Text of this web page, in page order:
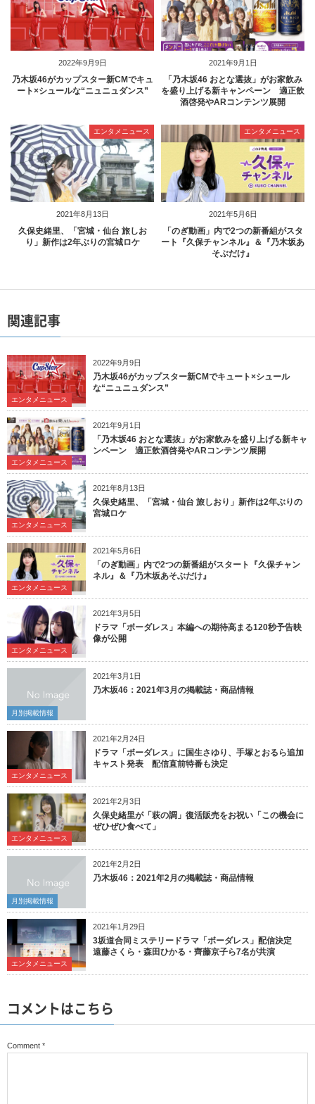
2022年9月9日
乃木坂46がカップスター新CMでキュ
ート×シュールな“ニュニュダンス”
2021年9月1日
「乃木坂46 おとな選抜」がお家飲み
を盛り上げる新キャンペーン 適正飲
酒啓発やARコンテンツ展開
2021年8月13日
エンタメニュース
久保史緒里、「宮城・仙台 旅しお
り」新作は2年ぶりの宮城ロケ
2021年5月6日
エンタメニュース
「のぎ動画」内で2つの新番組がスタ
ート『久保チャンネル』＆『乃木坂あ
そぶだけ』
関連記事
2022年9月9日
エンタメニュース
乃木坂46がカップスター新CMでキュート×シュール
な“ニュニュダンス”
2021年9月1日
エンタメニュース
「乃木坂46 おとな選抜」がお家飲みを盛り上げる新キャ
ンペーン 適正飲酒啓発やARコンテンツ展開
2021年8月13日
エンタメニュース
久保史緒里、「宮城・仙台 旅しおり」新作は2年ぶりの
宮城ロケ
2021年5月6日
エンタメニュース
「のぎ動画」内で2つの新番組がスタート『久保チャン
ネル』＆『乃木坂あそぶだけ』
2021年3月5日
エンタメニュース
ドラマ「ボーダレス」本編への期待高まる120秒予告映
像が公開
2021年3月1日
月別掲載情報
乃木坂46：2021年3月の掲載誌・商品情報
2021年2月24日
エンタメニュース
ドラマ「ボーダレス」に国生さゆり、手塚とおるら追加
キャスト発表 配信直前特番も決定
2021年2月3日
エンタメニュース
久保史緒里が「萩の調」復活販売をお祝い「この機会に
ぜひぜひ食べて」
2021年2月2日
月別掲載情報
乃木坂46：2021年2月の掲載誌・商品情報
2021年1月29日
エンタメニュース
3坂道合同ミステリードラマ「ボーダレス」配信決定
遠藤さくら・森田ひかる・齊藤京子ら7名が共演
コメントはこちら
Comment *